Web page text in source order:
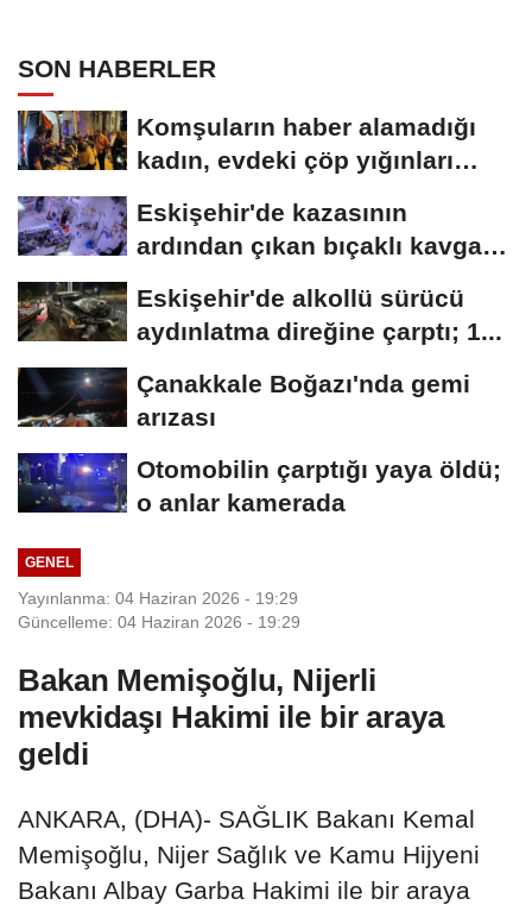
SON HABERLER
Komşuların haber alamadığı
kadın, evdeki çöp yığınları
Eskişehir'de kazasının
ardından çıkan bıçaklı kavga
Eskişehir'de alkollü sürücü
aydınlatma direğine çarptı; 1...
Çanakkale Boğazı'nda gemi
arızası
Otomobilin çarptığı yaya öldü;
o anlar kamerada
GENEL
Yayınlanma: 04 Haziran 2026 - 19:29
Güncelleme: 04 Haziran 2026 - 19:29
Bakan Memişoğlu, Nijerli
mevkidaşı Hakimi ile bir araya
geldi
ANKARA, (DHA)- SAĞLIK Bakanı Kemal
Memişoğlu, Nijer Sağlık ve Kamu Hijyeni
Bakanı Albay Garba Hakimi ile bir araya